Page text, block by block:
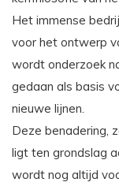
Het immense
voor het ontwerp
wordt onderzoek
gedaan als basis
nieuwe lijnen.
Deze benadering,
ligt ten grondslag
wordt nog altijd